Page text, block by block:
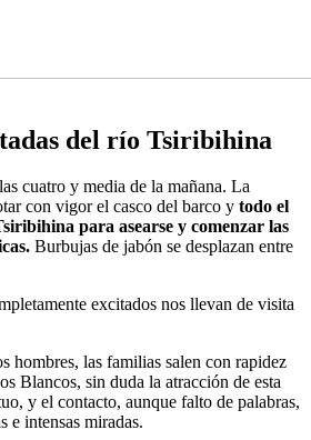
del río Tsiribihina
cuatro y media de la mañana. La
con vigor el casco del barco y todo el
para asearse y comenzar las
Burbujas de jabón se desplazan entre
excitados nos llevan de visita
hombres, las familias salen con rapidez
Blancos, sin duda la atracción de esta
y el contacto, aunque falto de palabras,
e intensas miradas.